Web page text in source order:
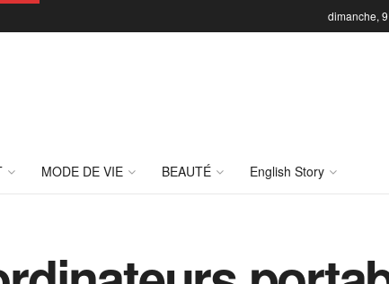
dimanche,
MODE DE VIE BEAUTÉ English Story